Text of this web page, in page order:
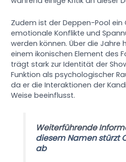
Zudem ist der Deppen-Pool ein
emotionale Konflikte und
werden können. Über die Jahre
einem ikonischen Element des
trägt stark zur Identität der
Funktion als psychologischer
da er die Interaktionen der
Weise beeinflusst.
Weiterführende
diesem Namen stürzt
ab